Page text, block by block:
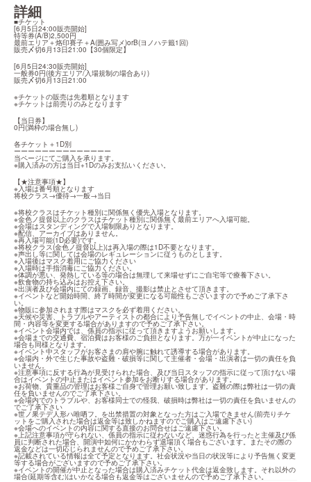
詳細
■チケット
[6月5日24:00販売開始]
特等券(A/B)2,500円
最前エリア＋烙印賽子＋A(囲み写メ)orB(ヨノハテ籤1回)
販売〆切6月13日21:00【30個限定】
[6月5日24:30販売開始]
一般券0円(後方エリア/入場規制の場合あり)
販売〆切6月13日21:00
※チケットの販売は先着順となります
※チケットは前売りのみとなります
【当日券】
0円(満枠の場合無し)
各チケット＋1D別
ーーーーーーーーーーーーーー
当ページにてご購入を承ります。
※購入済みの方は当日+1Dのみお支払いください。
【★注意事項★】
※入場は番号順となります
将校クラス→優待→一般→当日
※将校クラスはチケット種別に関係無く優先入場となります。
※金色ノ提督以上のクラスはチケット種別に関係無く最前エリアへ入場可能。
※会場はスタンディングで入場制限ありとなります。
※配信、アーカイブはありません。
※再入場可能(1D必要)です。
※将校クラス(金色ノ提督以上)は再入場の際は1D不要となります。
※声出し等に関しては会場のレギュレーションに従うものとします。
※入場後はマスク着用にご協力ください
※入場時は手指消毒にご協力ください。
※体調が悪い、発熱している等の場合は無理して来場せずにご自宅等で療養下さい。
※飲食物の持ち込みはお控え下さい。
※出演者及び会場内にての録画、録音、撮影は禁止とさせて頂きます。
※イベントなど開始時間、終了時間が変更になる可能性もございますので予めご了承下さ
い。
※物販に参加されます際はマスクを必ず着用ください。
※天候や災害、トラブルやアーティストの都合により予告無しでイベントの中止、会場・時
間・内容等を変更する場合がありますので予めご了承下さい。
※イベント会場内では、係員の指示に従って頂きますようお願いします。
※会場までの交通費、宿泊費はお客様のご負担となります。万が一イベントが中止になった
場合も同様となります。
※イベント中スタッフがお客さまの肩や腕に触れて誘導する場合があります。
※会場内・外で生じた事故や盗難・破損等に関して主催者・会場・出演者は一切の責任を負
いません。
※注意事項に反する行為が見受けられた場合、及び当日スタッフの指示に従って頂けない場
合はイベントの中止またはイベント参加をお断りする場合があります。
※お荷物、貴重品の管理はお客様ご自身で管理お願い致します。盗難の際は弊社は一切の責
任を負いませんのでご了承下さい。
※会場内でのトラブルや、お客様同士での怪我、破損時は弊社は一切の責任を負いませんの
でご了承下さい
※世ノ果テデ人形ハ唯哂フ。を出禁措置の対象となった方はご入場できません(前売りチケ
ットをご購入された場合は返金等は致しかねますのでご購入はご遠慮下さい)
※会場へのイベントの内容に関する直接のお問合せはご遠慮下さい。
※上記注意事項が守られない、係員の指示に従わないなど、迷惑行為を行ったと主催及び係
員に判断された場合、開演中如何にかかわらず退場頂く場合もございます。またその際の
返金などは一切応じられませんので予めご了承下さい。
※記載されている情報は全て予定となります。社会状況や当日の状況等により予告無く変更
等する場合がございますので予めご了承下さい。
※イベントの開催が中止となった場合は購入済みチケット代金は返金致します。それ以外の
場合(延期等含む)はいかなる場合も返金等はございませんので予めご了承下さい。